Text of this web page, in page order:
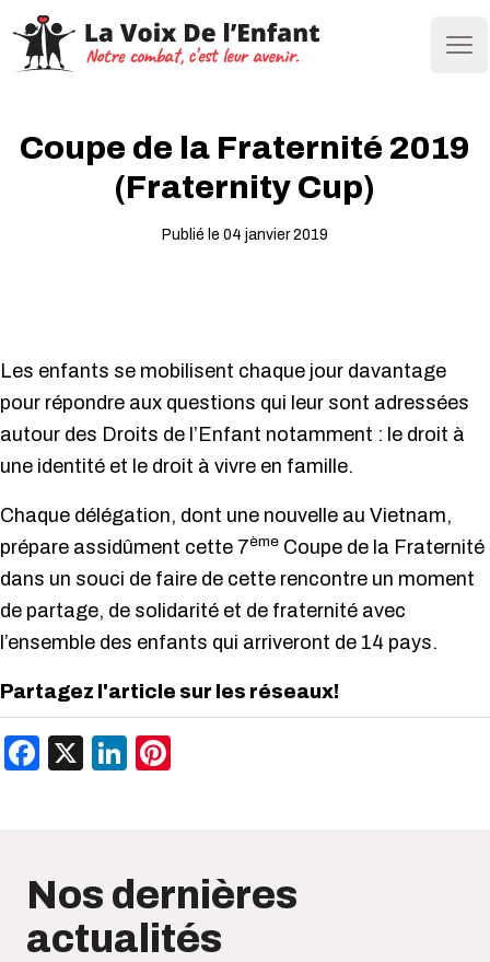
Coupe de la Fraternité 2019
(Fraternity Cup)
Publié le 04 janvier 2019
Les enfants se mobilisent chaque jour davantage
pour répondre aux questions qui leur sont adressées
autour des Droits de l’Enfant notamment : le droit à
une identité et le droit à vivre en famille.
Chaque délégation, dont une nouvelle au Vietnam,
prépare assidûment cette 7ème Coupe de la Fraternité
dans un souci de faire de cette rencontre un moment
de partage, de solidarité et de fraternité avec
l’ensemble des enfants qui arriveront de 14 pays.
Partagez l'article sur les réseaux!
Facebook
X LinkedIn
Nos dernières
actualités